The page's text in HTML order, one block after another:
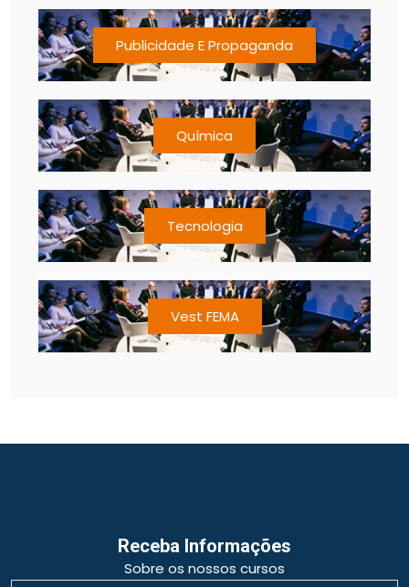
Publicidade E Propaganda
Química
Tecnologia
Vest FEMA
Receba Informações
Sobre os nossos cursos